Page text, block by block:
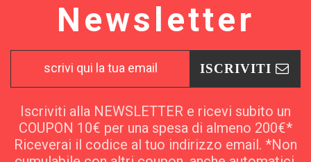
Newsletter
ISCRIVITI
Iscriviti alla NEWSLETTER e ricevi subito un
COUPON 10€ per una spesa di almeno 200€*
Riceverai il codice al tuo indirizzo email. *Non